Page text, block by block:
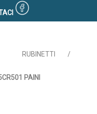
RUBINETTI /
PAINI